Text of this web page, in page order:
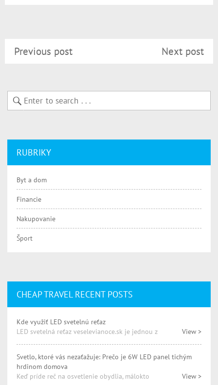
Next post
Previous post
RUBRIKY
Byt a dom
Financie
Nakupovanie
Šport
CHEAP TRAVEL RECENT POSTS
Kde využiť LED svetelnú reťaz
LED svetelná reťaz veselevianoce.sk je jednou z
View >
Svetlo, ktoré vás nezaťažuje: Prečo je 6W LED panel tichým
hrdinom domova
Keď príde reč na osvetlenie obydlia, málokto
View >